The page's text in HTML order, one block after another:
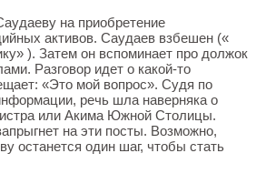
на приобретение
активов. Саудаев взбешен («
). Затем он вспоминает про должок
Разговор идет о какой-то
«Это мой вопрос». Судя по
речь шла наверняка о
или Акима Южной Столицы.
на эти посты. Возможно,
останется один шаг, чтобы стать